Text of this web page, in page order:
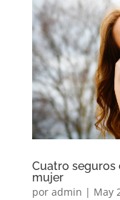
Cuatro seguros
mujer
por admin | May